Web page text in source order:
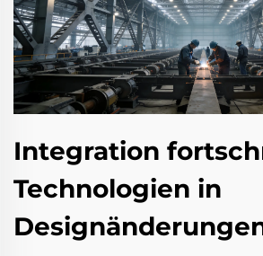
Integration
Technologien in